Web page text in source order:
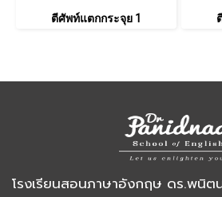
ตีศัพท์แตกกระจุย 1
โรงเรียนสอนภาษาอังกฤษ ดร.พนิต